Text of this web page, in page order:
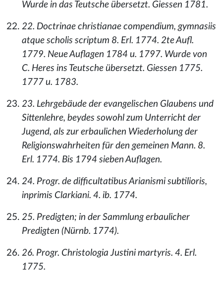
Wurde in das Teutsche übersetzt. Giessen 1781.
22. Doctrinae christianae compendium, gymnasiis
atque scholis scriptum 8. Erl. 1774. 2te Aufl.
1779. Neue Auflagen 1784 u. 1797. Wurde von
C. Heres ins Teutsche übersetzt. Giessen 1775.
1777 u. 1783.
23. Lehrgebäude der evangelischen Glaubens und
Sittenlehre, beydes sowohl zum Unterricht der
Jugend, als zur erbaulichen Wiederholung der
Religionswahrheiten für den gemeinen Mann. 8.
Erl. 1774. Bis 1794 sieben Auflagen.
24. Progr. de difficultatibus Arianismi subtilioris,
inprimis Clarkiani. 4. ib. 1774.
25. Predigten; in der Sammlung erbaulicher
Predigten (Nürnb. 1774).
26. Progr. Christologia Justini martyris. 4. Erl.
1775.